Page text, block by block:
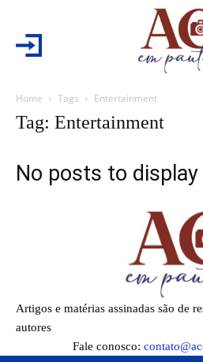
Home Tags Entertainment
Tag: Entertainment
No posts to display
Artigos e matérias assinadas são de
autores
Fale conosco: